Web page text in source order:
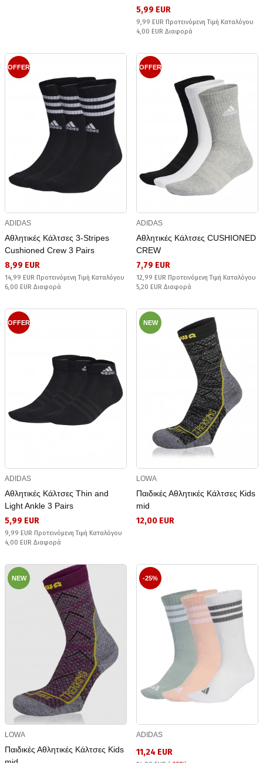
5,99 EUR
9,99 EUR Προτεινόμενη Τιμή Καταλόγου
4,00 EUR Διαφορά
OFFER
ADIDAS
Αθλητικές Κάλτσες 3-Stripes
Cushioned Crew 3 Pairs
8,99 EUR
14,99 EUR Προτεινόμενη Τιμή Καταλόγου
6,00 EUR Διαφορά
OFFER
ADIDAS
Αθλητικές Κάλτσες CUSHIONED
CREW
7,79 EUR
12,99 EUR Προτεινόμενη Τιμή Καταλόγου
5,20 EUR Διαφορά
OFFER
ADIDAS
Αθλητικές Κάλτσες Thin and
Light Ankle 3 Pairs
5,99 EUR
9,99 EUR Προτεινόμενη Τιμή Καταλόγου
4,00 EUR Διαφορά
NEW
LOWA
Παιδικές Αθλητικές Κάλτσες Kids
mid
12,00 EUR
NEW
LOWA
Παιδικές Αθλητικές Κάλτσες Kids
-25%
ADIDAS
11,24 EUR